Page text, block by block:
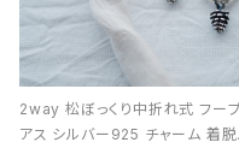
2way 松ぼっくり中折れ式 フー
アス シルバー925 チャーム 着脱